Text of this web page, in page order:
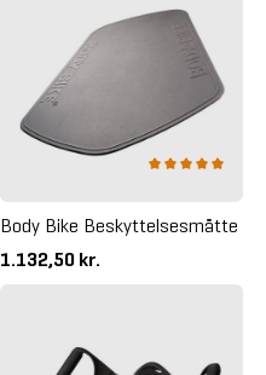
Body Bike Beskyttelsesmåtte
1.132,50 kr.